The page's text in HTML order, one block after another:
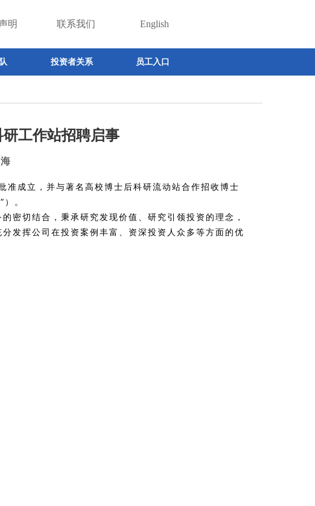
明 联系我们 English
投资者关系 员工入口
工作站招聘启事
成立，并与著名高校博士后科研流动站合作招收博士
。
密切结合，秉承研究发现价值、研究引领投资的理念，
发挥公司在投资案例丰富、资深投资人众多等方面的优